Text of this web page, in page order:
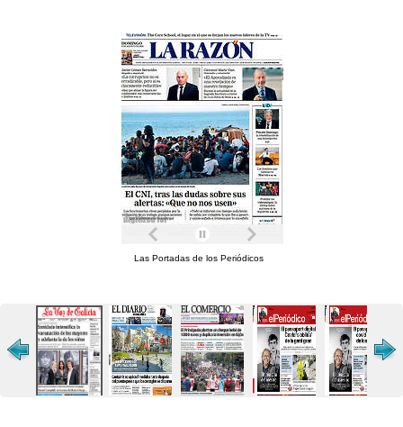
Las Portadas de los Periódicos